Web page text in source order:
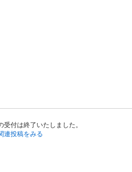
受付は終了いたしました。
連投稿をみる